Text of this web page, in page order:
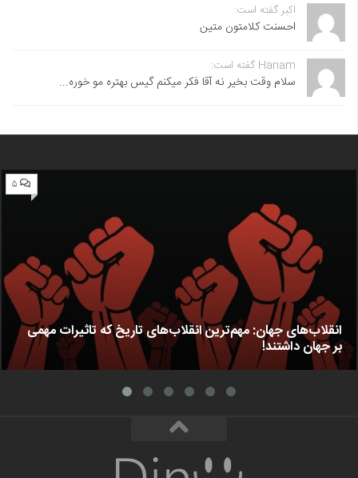
اکبر گفته است:
احسنت ‌کلامتون متین
Hanam گفته است:
سلام وقت بخیر نه آقا فکر میکنم گیس بهتره مو خوره...
۵
انقلاب‌های جهان: مهم‌ترین انقلاب‌های تاریخ که تاثیرات مهمی
بر جهان داشتند!